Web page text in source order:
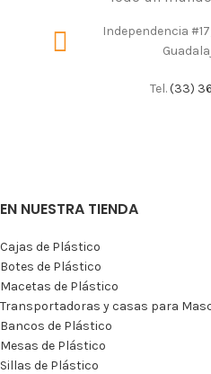
Independencia
Tel.(33)
EN NUESTRA TIENDA
Cajas de Plástico
Botes de Plástico
Macetas de Plástico
Transportadoras y casas para
Bancos de Plástico
Mesas de Plástico
Sillas de Plástico